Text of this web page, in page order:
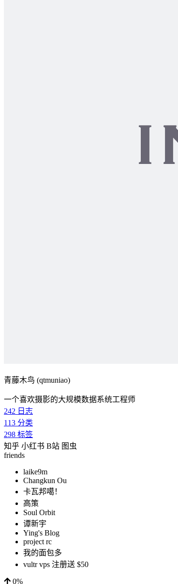
青藤木鸟 (qtmuniao)
一个喜欢摄影的大规模数据系统工程师
242 日志
113 分类
298 标签
知乎 小红书 B站 图虫
friends
laike9m
Changkun Ou
卡瓦邦噶！
高策
Soul Orbit
谭新宇
Ying's Blog
project rc
我的面包多
vultr vps 注册送 $50
0%